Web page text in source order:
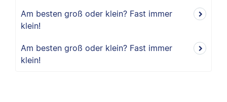
Am besten groß oder klein? Fast immer
klein!
Am besten groß oder klein? Fast immer
klein!